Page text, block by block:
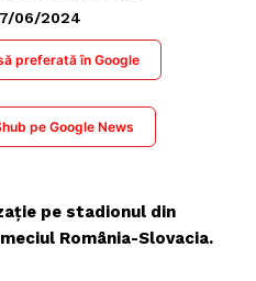
06/2024
preferată în Google
pe Google News
pe stadionul din
România-Slovacia.